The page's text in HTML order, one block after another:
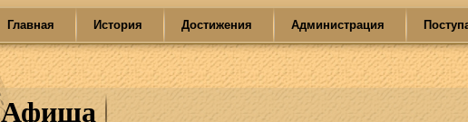
Главная История Достижения Администрация
Афиша